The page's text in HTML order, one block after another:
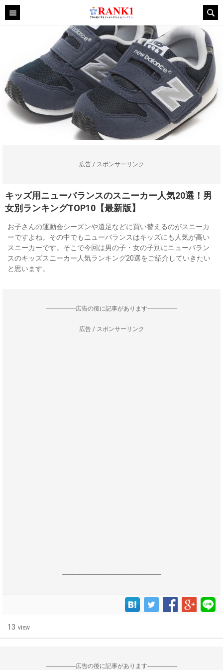
広告 / スポンサーリンク
キッズ用ニューバランスのスニーカー人気20選！男
女別ランキングTOP10【最新版】
お子さんの運動会シーズンや遠足などに買い替えるのがスニーカ
ーですよね。その中でもニューバランスはキッズにも人気が高い
スニーカーです。そこで今回は男の子・女の子別にニューバラン
スのキッズスニーカー人気ランキング20選をご紹介していきたい
と思います。
--------------------広告の後に記事があります--------------------
広告 / スポンサーリンク
------------------------------------------------------------------
13 view
--------------------広告の後に記事があります--------------------